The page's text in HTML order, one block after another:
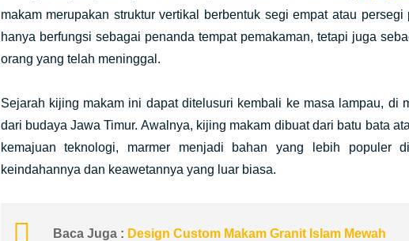
makam merupakan struktur vertikal berbentuk segi empat atau
hanya berfungsi sebagai penanda tempat pemakaman, tetapi juga
orang yang telah meninggal.
Sejarah kijing makam ini dapat ditelusuri kembali ke masa lampau, di
dari budaya Jawa Timur. Awalnya, kijing makam dibuat dari batu bata
kemajuan teknologi, marmer menjadi bahan yang lebih populer
keindahannya dan keawetannya yang luar biasa.
Baca Juga : Design Custom Makam Granit Islam Mewah